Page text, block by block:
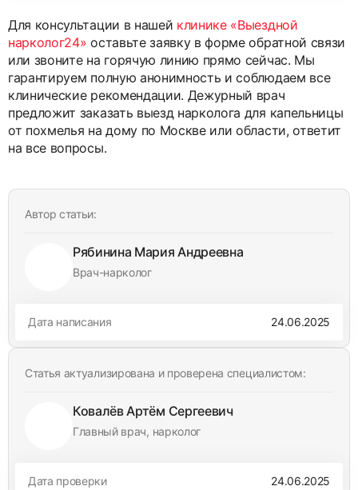
Для консультации в нашей клинике «Выездной
нарколог24» оставьте заявку в форме обратной связи
или звоните на горячую линию прямо сейчас. Мы
гарантируем полную анонимность и соблюдаем все
клинические рекомендации. Дежурный врач
предложит заказать выезд нарколога для капельницы
от похмелья на дому по Москве или области, ответит
на все вопросы.
Автор статьи:
Рябинина Мария Андреевна
Врач-нарколог
Дата написания 24.06.2025
Статья актуализирована и проверена специалистом:
Ковалёв Артём Сергеевич
Главный врач, нарколог
Дата проверки 24.06.2025